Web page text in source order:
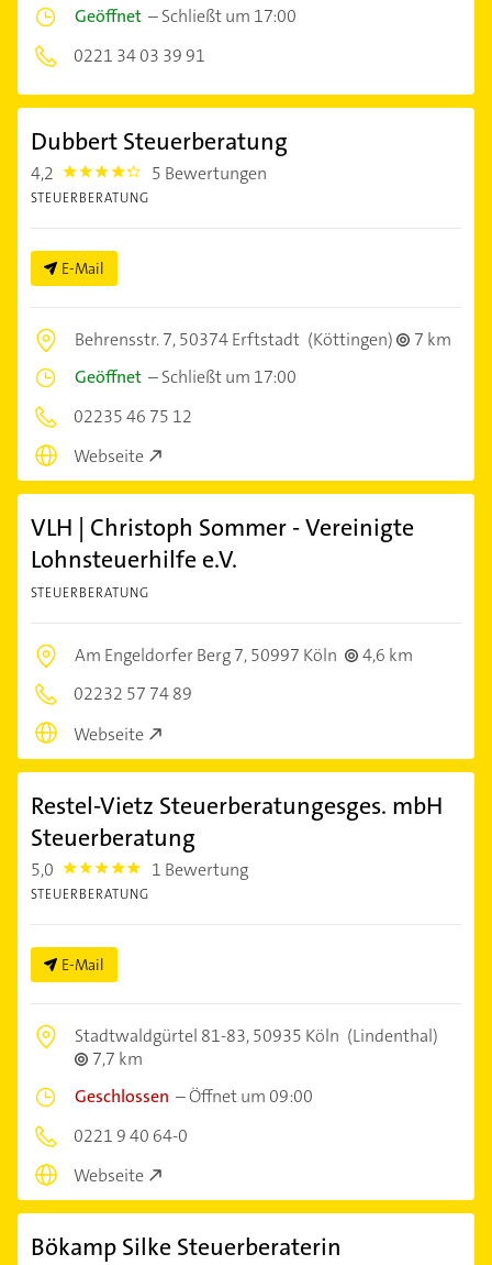
Geöffnet –Schließt um 17:00
0221 34 03 39 91
Dubbert Steuerberatung
4,2 4.2000003 5 Bewertungen
STEUERBERATUNG
E-Mail
Behrensstr. 7,50374 Erftstadt (Köttingen)
7 km
Geöffnet –Schließt um 17:00
02235 46 75 12
Webseite
VLH | Christoph Sommer - Vereinigte
Lohnsteuerhilfe e.V.
STEUERBERATUNG
Am Engeldorfer Berg 7,50997 Köln
4,6 km
02232 57 74 89
Webseite
Restel-Vietz Steuerberatungesges. mbH
Steuerberatung
5,0 5.0 1 Bewertung
STEUERBERATUNG
E-Mail
Stadtwaldgürtel 81-83,50935 Köln (Lindenthal)
7,7 km
Geschlossen –Öffnet um 09:00
0221 9 40 64-0
Webseite
Bökamp Silke Steuerberaterin